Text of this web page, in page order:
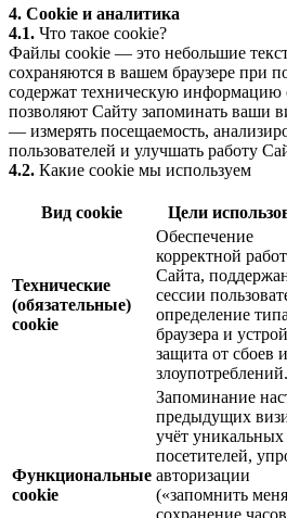
4. Cookie и аналитика
4.1. Что такое cookie?
Файлы cookie — это небольшие
сохраняются в вашем браузере при
содержат техническую
позволяют Сайту запоминать ваши
— измерять посещаемость,
пользователей и улучшать работу
4.2. Какие cookie мы используем
Вид cookie Цели
Технические
(обязательные)
cookie
Обеспечение
корректной
Сайта,
сессии
определение типа
браузера и
защита от сбоев и
злоупотреблений.
Функциональные
cookie
Запоминание
предыдущих
учёт уникальных
посетителей,
авторизации
(«запомнить
сохранение